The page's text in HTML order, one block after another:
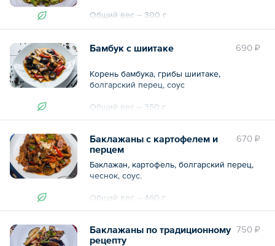
Общий вес – 300 г
690 ₽
Бамбук с шиитаке
Корень бамбука, грибы шиитаке,
болгарский перец, соус
Общий вес – 350 г
670 ₽
Баклажаны с картофелем и
перцем
Баклажан, картофель, болгарский перец,
чеснок, соус.
Общий вес – 460 г
750 ₽
Баклажаны по традиционному
рецепту